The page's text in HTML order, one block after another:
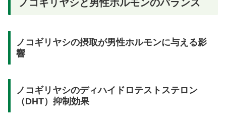
ノコギリヤシと男性ホルモンのバランス
ノコギリヤシの摂取が男性ホルモンに与える影
響
ノコギリヤシのディハイドロテストステロン
（DHT）抑制効果